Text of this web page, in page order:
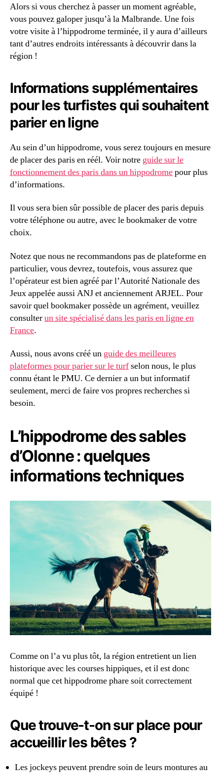
Alors si vous cherchez à passer un moment agréable,
vous pouvez galoper jusqu’à la Malbrande. Une fois
votre visite à l’hippodrome terminée, il y aura d’ailleurs
tant d’autres endroits intéressants à découvrir dans la
région !
Informations supplémentaires
pour les turfistes qui souhaitent
parier en ligne
Au sein d’un hippodrome, vous serez toujours en mesure
de placer des paris en réél. Voir notre guide sur le
fonctionnement des paris dans un hippodromepour plus
d’informations.
Il vous sera bien sûr possible de placer des paris depuis
votre téléphone ou autre, avec le bookmaker de votre
choix.
Notez que nous ne recommandons pas de plateforme en
particulier, vous devrez, toutefois, vous assurez que
l’opérateur est bien agréé par l’Autorité Nationale des
Jeux appelée aussi ANJ et anciennement ARJEL. Pour
savoir quel bookmaker possède un agrément, veuillez
consulterun site spécialisé dans les paris en ligne en
France.
Aussi, nous avons créé un guide des meilleures
plateformes pour parier sur le turfselon nous, le plus
connu étant le PMU. Ce dernier a un but informatif
seulement, merci de faire vos propres recherches si
besoin.
L’hippodrome des sables
d’Olonne : quelques
informations techniques
Comme on l’a vu plus tôt, la région entretient un lien
historique avec les courses hippiques, et il est donc
normal que cet hippodrome phare soit correctement
équipé !
Que trouve-t-on sur place pour
accueillir les bêtes ?
Les jockeys peuvent prendre soin de leurs montures au